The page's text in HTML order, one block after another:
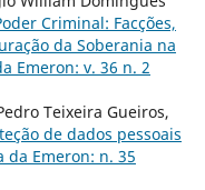
Criminal: Facções,
da Soberania na
Emeron: v. 36 n. 2
Teixeira Gueiros,
de dados pessoais
da Emeron: n. 35